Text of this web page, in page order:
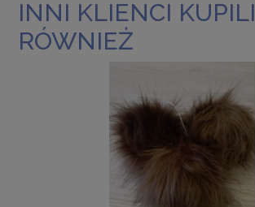
INNI KLIENCI KUPILI
RÓWNIEŻ